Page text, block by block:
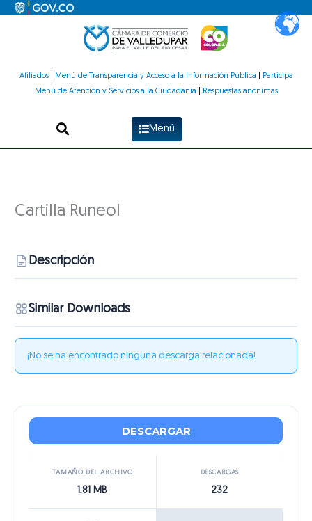
Afiliados| Menú de Transparencia y Acceso a la Información Pública
Participa
Menú de Atención y Servicios a la Ciudadanía
Respuestas anónimas
Menú
Cartilla Runeol
Descripción
Similar Downloads
¡No se ha encontrado ninguna descarga relacionada!
DESCARGAR
TAMAÑO DEL ARCHIVO
1.81 MB
DESCARGAS
232